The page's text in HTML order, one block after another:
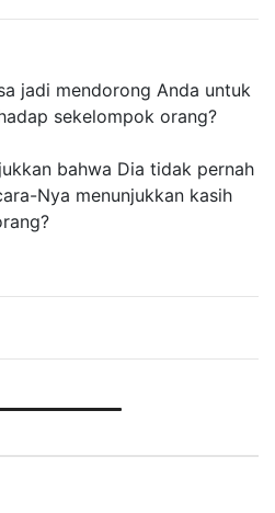
jadi mendorong Anda untuk
sekelompok orang?
bahwa Dia tidak pernah
Nya menunjukkan kasih